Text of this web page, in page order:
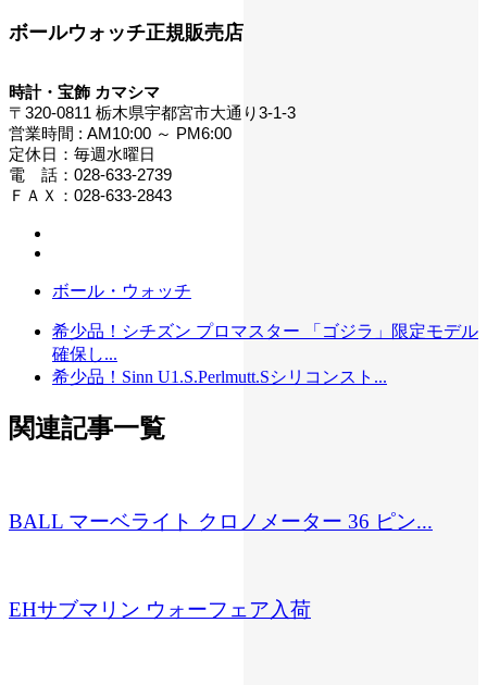
ボールウォッチ正規販売店
時計・宝飾 カマシマ
〒320-0811 栃木県宇都宮市大通り3-1-3
営業時間 : AM10:00 ～ PM6:00
定休日：毎週水曜日
電 話：028-633-2739
ＦＡＸ：028-633-2843
ボール・ウォッチ
希少品！シチズン プロマスター 「ゴジラ」限定モデル
確保し...
希少品！Sinn U1.S.Perlmutt.Sシリコンスト...
関連記事一覧
BALL マーベライト クロノメーター 36 ピン...
EHサブマリン ウォーフェア入荷